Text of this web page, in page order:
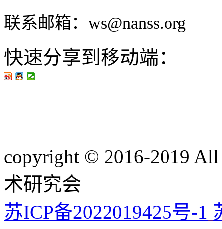
联系邮箱：ws@nanss.org
快速分享到移动端：
copyright © 2016-2019
术研究会
苏ICP备2022019425号-1